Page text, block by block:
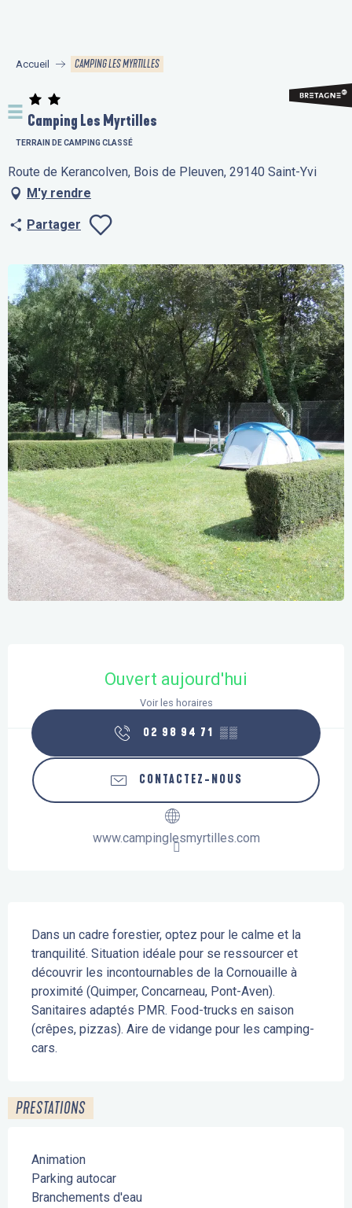
principal
Accueil CAMPING LES MYRTILLES
Camping Les Myrtilles
TERRAIN DE CAMPING CLASSÉ
Route de Kerancolven, Bois de Pleuven, 29140 Saint-Yvi
M'y rendre
Partager
Ouvert aujourd'hui
Voir les horaires
02 98 94 71 ▒▒
CONTACTEZ-NOUS
www.campinglesmyrtilles.com
Dans un cadre forestier, optez pour le calme et la
tranquilité. Situation idéale pour se ressourcer et
découvrir les incontournables de la Cornouaille à
proximité (Quimper, Concarneau, Pont-Aven).
Sanitaires adaptés PMR. Food-trucks en saison
(crêpes, pizzas). Aire de vidange pour les camping-
cars.
PRESTATIONS
Animation
Parking autocar
Branchements d'eau